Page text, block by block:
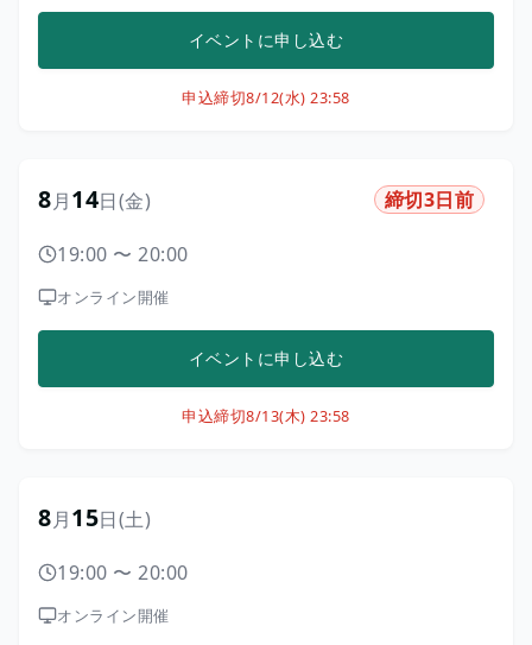
イベントに申し込む
申込締切8/12(水) 23:58
8月14日(金) 締切3日前
19:00 〜 20:00
オンライン開催
イベントに申し込む
申込締切8/13(木) 23:58
8月15日(土)
19:00 〜 20:00
オンライン開催